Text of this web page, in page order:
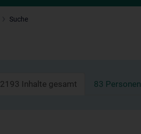
Suche
2193 Inhalte gesamt 83 Personen